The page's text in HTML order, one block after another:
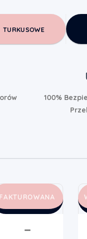
TURKUSOWE
100%
FAKTUROWANA
➖